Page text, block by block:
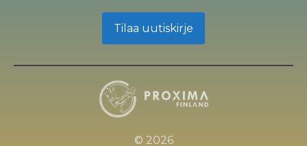
Tilaa uutiskirje
© 2026